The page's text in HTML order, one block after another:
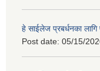
हे साईलेज प्रबर्धनका लागि
Post date: 05/15/